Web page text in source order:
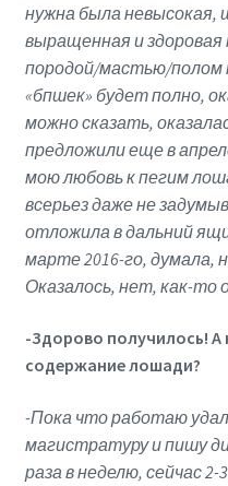
нужна была невысокая,
выращенная и
породой/мастью/полом
«бпшек» будет полно,
можно сказать,
предложили еще в
мою любовь к пегим
всерьез даже не
отложила в дальний
марте 2016-го, думала,
Оказалось, нет, как-то
-Здорово получилось! А
содержание лошади?
-Пока что работаю
магистратуру и пишу
раза в неделю, сейчас